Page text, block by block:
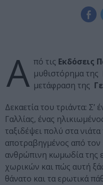
Α πό τις Εκδόσεις
μυθιστόρημα της
μετάφραση της
Δεκαετία του τριάντα: Σ’
Γαλλίας, ένας
ταξιδέψει πολύ στα
αποτραβηγμένος από τον
ανθρώπινη κωμωδία της
χωρικών και πώς αυτή
θάνατο και τα ερωτικά